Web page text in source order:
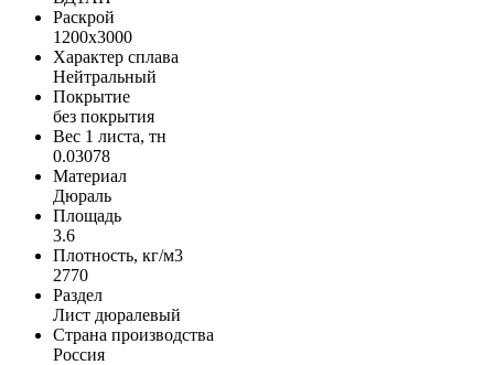
Раскрой
1200х3000
Характер сплава
Нейтральный
Покрытие
без покрытия
Вес 1 листа, тн
0.03078
Материал
Дюраль
Площадь
3.6
Плотность, кг/м3
2770
Раздел
Лист дюралевый
Страна производства
Россия